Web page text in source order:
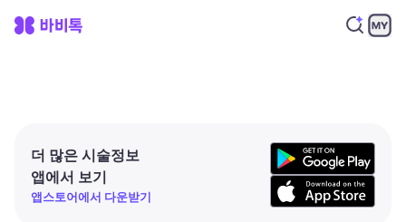
더 많은 시술정보
앱에서 보기
앱스토어에서 다운받기